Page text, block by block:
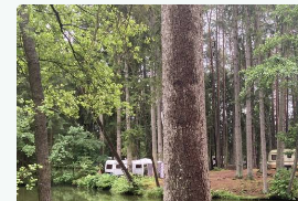
Лічильники циклів
Ostrzeżenia
Цікаві місця
Гастрономія